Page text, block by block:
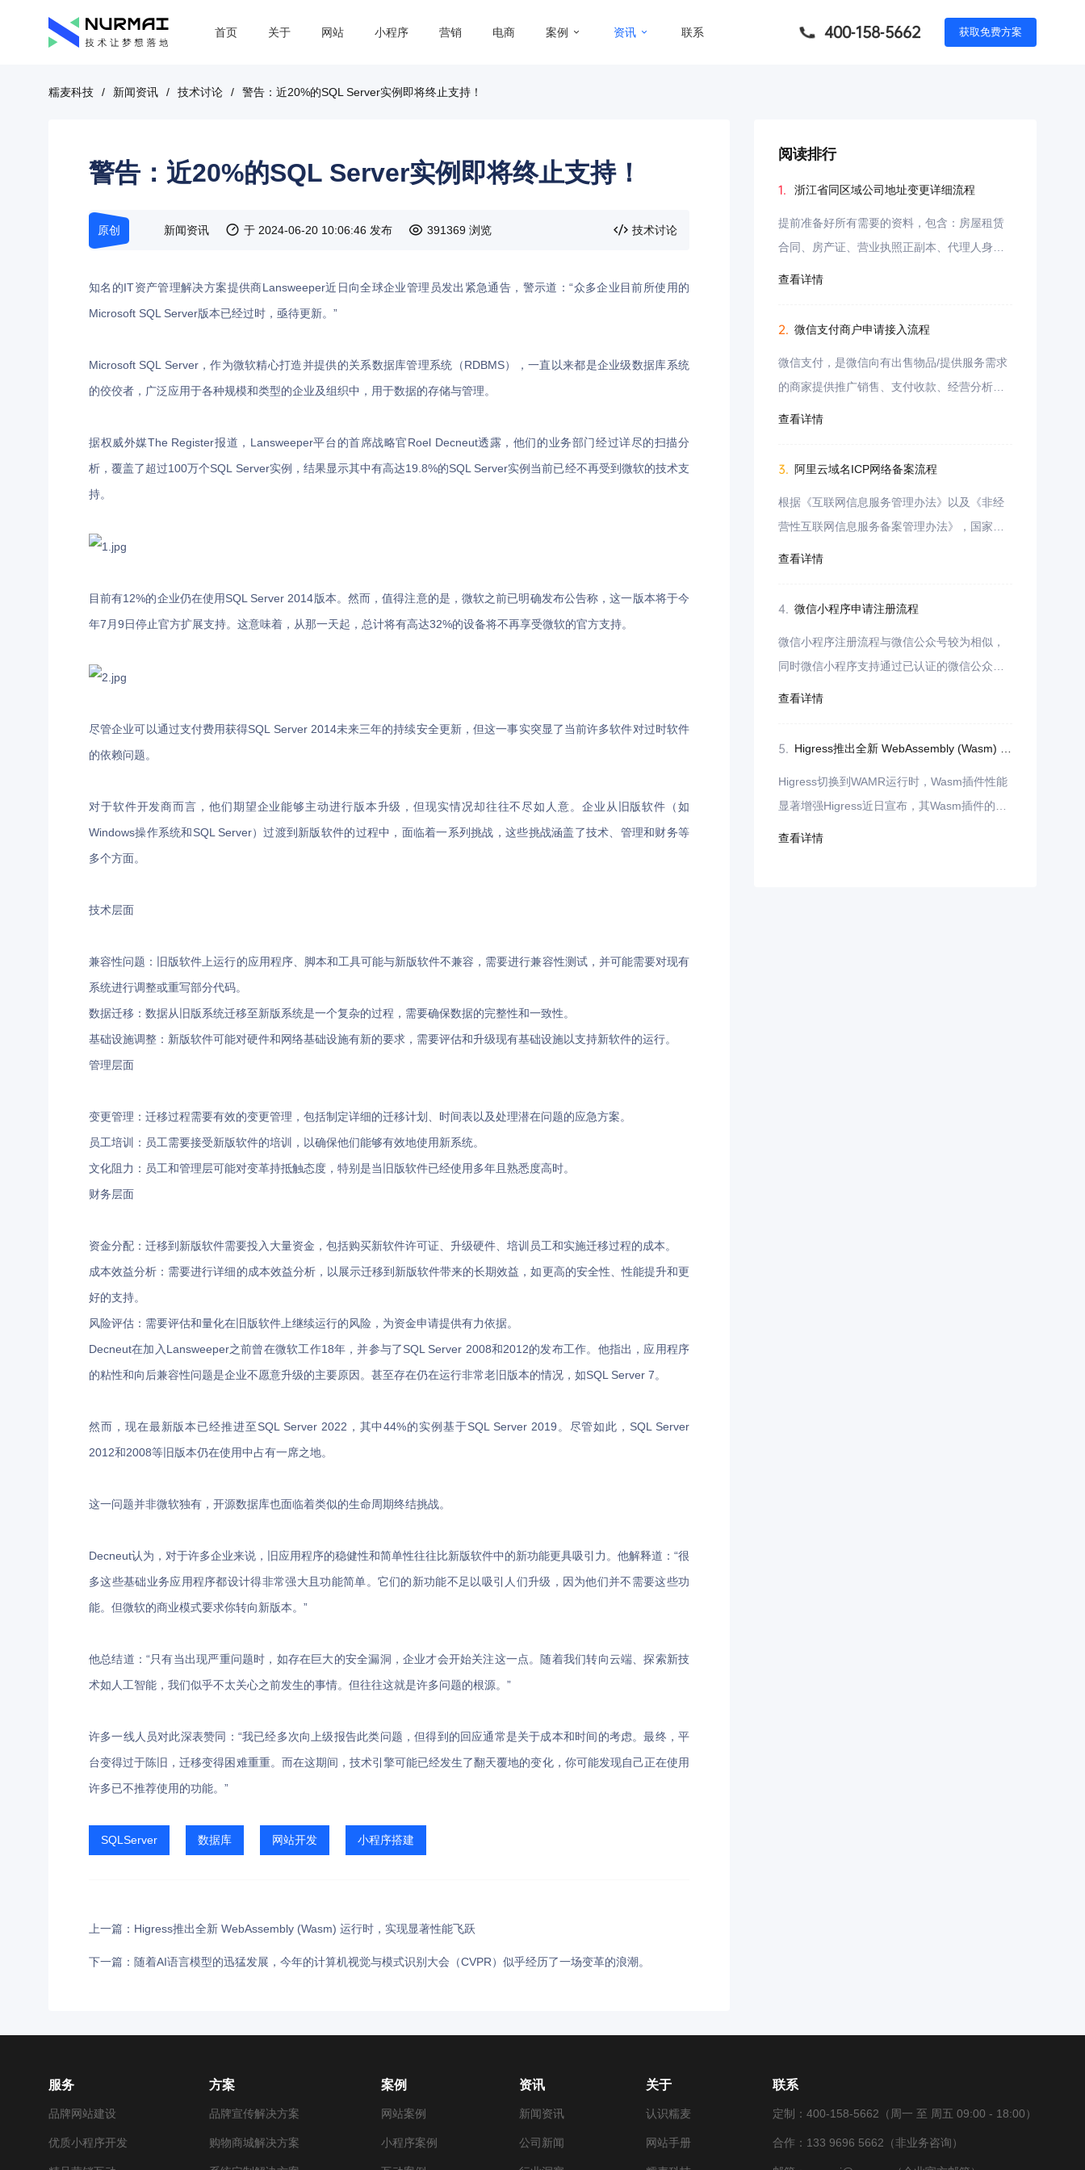
首页 关于 网站 小程序 营销 电商 案例 资讯 联系 400-158-5662 获取免费方案
糯麦科技 / 新闻资讯 / 技术讨论 / 警告：近20%的SQL Server实例即将终止支持！
警告：近20%的SQL Server实例即将终止支持！
原创 新闻资讯 于 2024-06-20 10:06:46 发布 391369 浏览 技术讨论
知名的IT资产管理解决方案提供商Lansweeper近日向全球企业管理员发出紧急通告，警示道：“众多企业目前所使用的
Microsoft SQL Server版本已经过时，亟待更新。”
Microsoft SQL Server，作为微软精心打造并提供的关系数据库管理系统（RDBMS），一直以来都是企业级数据库系统
的佼佼者，广泛应用于各种规模和类型的企业及组织中，用于数据的存储与管理。
据权威外媒The Register报道，Lansweeper平台的首席战略官Roel Decneut透露，他们的业务部门经过详尽的扫描分
析，覆盖了超过100万个SQL Server实例，结果显示其中有高达19.8%的SQL Server实例当前已经不再受到微软的技术支
持。
目前有12%的企业仍在使用SQL Server 2014版本。然而，值得注意的是，微软之前已明确发布公告称，这一版本将于今
年7月9日停止官方扩展支持。这意味着，从那一天起，总计将有高达32%的设备将不再享受微软的官方支持。
尽管企业可以通过支付费用获得SQL Server 2014未来三年的持续安全更新，但这一事实突显了当前许多软件对过时软件
的依赖问题。
对于软件开发商而言，他们期望企业能够主动进行版本升级，但现实情况却往往不尽如人意。企业从旧版软件（如
Windows操作系统和SQL Server）过渡到新版软件的过程中，面临着一系列挑战，这些挑战涵盖了技术、管理和财务等
多个方面。
技术层面
兼容性问题：旧版软件上运行的应用程序、脚本和工具可能与新版软件不兼容，需要进行兼容性测试，并可能需要对现有
系统进行调整或重写部分代码。
数据迁移：数据从旧版系统迁移至新版系统是一个复杂的过程，需要确保数据的完整性和一致性。
基础设施调整：新版软件可能对硬件和网络基础设施有新的要求，需要评估和升级现有基础设施以支持新软件的运行。
管理层面
变更管理：迁移过程需要有效的变更管理，包括制定详细的迁移计划、时间表以及处理潜在问题的应急方案。
员工培训：员工需要接受新版软件的培训，以确保他们能够有效地使用新系统。
文化阻力：员工和管理层可能对变革持抵触态度，特别是当旧版软件已经使用多年且熟悉度高时。
财务层面
资金分配：迁移到新版软件需要投入大量资金，包括购买新软件许可证、升级硬件、培训员工和实施迁移过程的成本。
成本效益分析：需要进行详细的成本效益分析，以展示迁移到新版软件带来的长期效益，如更高的安全性、性能提升和更
好的支持。
风险评估：需要评估和量化在旧版软件上继续运行的风险，为资金申请提供有力依据。
Decneut在加入Lansweeper之前曾在微软工作18年，并参与了SQL Server 2008和2012的发布工作。他指出，应用程序
的粘性和向后兼容性问题是企业不愿意升级的主要原因。甚至存在仍在运行非常老旧版本的情况，如SQL Server 7。
然而，现在最新版本已经推进至SQL Server 2022，其中44%的实例基于SQL Server 2019。尽管如此，SQL Server
2012和2008等旧版本仍在使用中占有一席之地。
这一问题并非微软独有，开源数据库也面临着类似的生命周期终结挑战。
Decneut认为，对于许多企业来说，旧应用程序的稳健性和简单性往往比新版软件中的新功能更具吸引力。他解释道：“很
多这些基础业务应用程序都设计得非常强大且功能简单。它们的新功能不足以吸引人们升级，因为他们并不需要这些功
能。但微软的商业模式要求你转向新版本。”
他总结道：“只有当出现严重问题时，如存在巨大的安全漏洞，企业才会开始关注这一点。随着我们转向云端、探索新技
术如人工智能，我们似乎不太关心之前发生的事情。但往往这就是许多问题的根源。”
许多一线人员对此深表赞同：“我已经多次向上级报告此类问题，但得到的回应通常是关于成本和时间的考虑。最终，平
台变得过于陈旧，迁移变得困难重重。而在这期间，技术引擎可能已经发生了翻天覆地的变化，你可能发现自己正在使用
许多已不推荐使用的功能。”
SQLServer 数据库 网站开发 小程序搭建
上一篇：Higress推出全新 WebAssembly (Wasm) 运行时，实现显著性能飞跃
下一篇：随着AI语言模型的迅猛发展，今年的计算机视觉与模式识别大会（CVPR）似乎经历了一场变革的浪潮。
阅读排行
1. 浙江省同区域公司地址变更详细流程
提前准备好所有需要的资料，包含：房屋租赁
合同、房产证、营业执照正副本、代理人身份
证正反面、承诺书（由于我们公司其中一区域
查看详情
2. 微信支付商户申请接入流程
微信支付，是微信向有出售物品/提供服务需求
的商家提供推广销售、支付收款、经营分析的
整套解决方案，包括多种支付方式，如JSAPI支
查看详情
3. 阿里云域名ICP网络备案流程
根据《互联网信息服务管理办法》以及《非经
营性互联网信息服务备案管理办法》，国家对
非经营性互联网信息服务实行备案制度，对经
查看详情
4. 微信小程序申请注册流程
微信小程序注册流程与微信公众号较为相似，
同时微信小程序支持通过已认证的微信公众号
进行注册申请，无需进行单独认证即可使用，
查看详情
5.
Higress切换到WAMR运行时，Wasm插件性能
显著增强Higress近日宣布，其Wasm插件的运
行时已从V8成功切换到WebAssemblyMicroRu
查看详情
服务
品牌网站建设
优质小程序开发
方案
品牌宣传解决方案
购物商城解决方案
案例
网站案例
小程序案例
资讯
新闻资讯
公司新闻
关于
认识糯麦
网站手册
联系
定制：400-158-5662（周一 至 周五 09:00 - 18:00）
合作：133 9696 5662（非业务咨询）